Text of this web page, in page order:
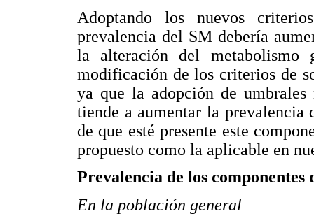
Adoptando los nuevos
prevalencia del SM debería
la alteración del
modificación de los criterios de
ya que la adopción de
tiende a aumentar la
de que esté presente este
propuesto como la aplicable en
Prevalencia de los
En la población general